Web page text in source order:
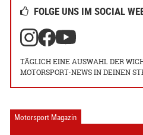
FOLGE UNS IM SOCIAL
TÄGLICH EINE AUSWAHL DER
MOTORSPORT-NEWS IN DEINEN
Motorsport Magazin